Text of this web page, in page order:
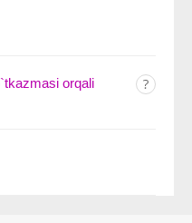
orqali